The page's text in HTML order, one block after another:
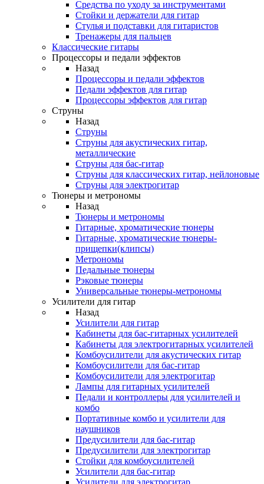
Средства по уходу за инструментами
Стойки и держатели для гитар
Стулья и подставки для гитаристов
Тренажеры для пальцев
Классические гитары
Процессоры и педали эффектов
Назад
Процессоры и педали эффектов
Педали эффектов для гитар
Процессоры эффектов для гитар
Струны
Назад
Струны
Струны для акустических гитар,
металлические
Струны для бас-гитар
Струны для классических гитар, нейлоновые
Струны для электрогитар
Тюнеры и метрономы
Назад
Тюнеры и метрономы
Гитарные, хроматические тюнеры
Гитарные, хроматические тюнеры-
прищепки(клипсы)
Метрономы
Педальные тюнеры
Рэковые тюнеры
Универсальные тюнеры-метрономы
Усилители для гитар
Назад
Усилители для гитар
Кабинеты для бас-гитарных усилителей
Кабинеты для электрогитарных усилителей
Комбоусилители для акустических гитар
Комбоусилители для бас-гитар
Комбоусилители для электрогитар
Лампы для гитарных усилителей
Педали и контроллеры для усилителей и
комбо
Портативные комбо и усилители для
наушников
Предусилители для бас-гитар
Предусилители для электрогитар
Стойки для комбоусилителей
Усилители для бас-гитар
Усилители для электрогитар